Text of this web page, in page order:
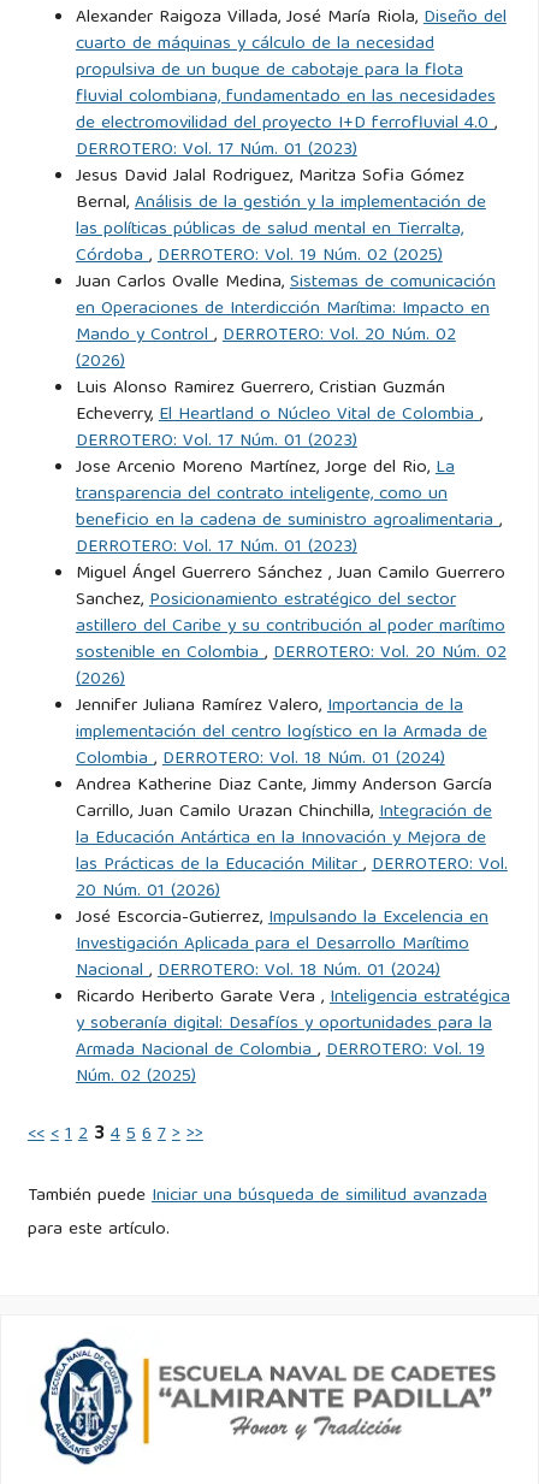
Alexander Raigoza Villada, José María Riola,Diseño del
cuarto de máquinas y cálculo de la necesidad
propulsiva de un buque de cabotaje para la flota
fluvial colombiana, fundamentado en las necesidades
de electromovilidad del proyecto I+D ferrofluvial 4.0,
DERROTERO: Vol. 17 Núm. 01 (2023)
Jesus David Jalal Rodriguez, Maritza Sofia Gómez
Bernal,Análisis de la gestión y la implementación de
las políticas públicas de salud mental en Tierralta,
Córdoba,DERROTERO: Vol. 19 Núm. 02 (2025)
Juan Carlos Ovalle Medina,Sistemas de comunicación
en Operaciones de Interdicción Marítima: Impacto en
Mando y Control,DERROTERO: Vol. 20 Núm. 02
(2026)
Luis Alonso Ramirez Guerrero, Cristian Guzmán
Echeverry,El Heartland o Núcleo Vital de Colombia,
DERROTERO: Vol. 17 Núm. 01 (2023)
Jose Arcenio Moreno Martínez, Jorge del Rio,La
transparencia del contrato inteligente, como un
beneficio en la cadena de suministro agroalimentaria,
DERROTERO: Vol. 17 Núm. 01 (2023)
Miguel Ángel Guerrero Sánchez , Juan Camilo Guerrero
Sanchez,Posicionamiento estratégico del sector
astillero del Caribe y su contribución al poder marítimo
sostenible en Colombia,DERROTERO: Vol. 20 Núm. 02
(2026)
Jennifer Juliana Ramírez Valero,Importancia de la
implementación del centro logístico en la Armada de
Colombia,DERROTERO: Vol. 18 Núm. 01 (2024)
Andrea Katherine Diaz Cante, Jimmy Anderson García
Carrillo, Juan Camilo Urazan Chinchilla,Integración de
la Educación Antártica en la Innovación y Mejora de
las Prácticas de la Educación Militar,DERROTERO: Vol.
20 Núm. 01 (2026)
José Escorcia-Gutierrez,Impulsando la Excelencia en
Investigación Aplicada para el Desarrollo Marítimo
Nacional,DERROTERO: Vol. 18 Núm. 01 (2024)
Ricardo Heriberto Garate Vera ,Inteligencia estratégica
y soberanía digital: Desafíos y oportunidades para la
Armada Nacional de Colombia,DERROTERO: Vol. 19
Núm. 02 (2025)
<<<12 3 4567>>>
También puedeIniciar una búsqueda de similitud avanzada
para este artículo.